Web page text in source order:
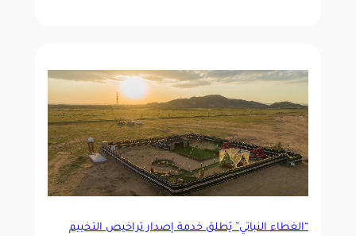
“الغطاء النباتي” يُطلق خدمة إصدار تراخيص التخييم